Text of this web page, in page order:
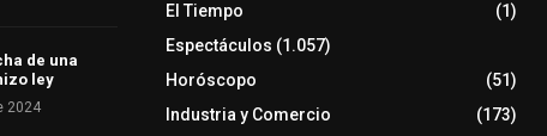
de una
ley
2024
El Tiempo
(1)
Espectáculos (1.057)
Horóscopo
(51)
Industria y Comercio
(173)